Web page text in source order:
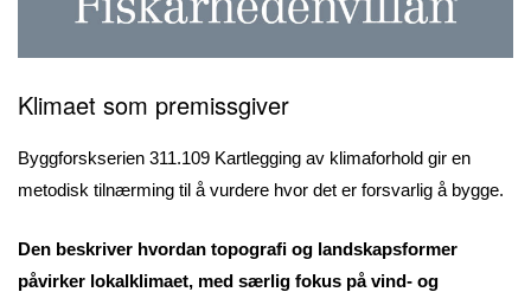
Klimaet som premissgiver
Byggforskserien 311.109 Kartlegging av klimaforhold gir en
metodisk tilnærming til å vurdere hvor det er forsvarlig å bygge.
Den beskriver hvordan topografi og landskapsformer
påvirker lokalklimaet, med særlig fokus på vind- og